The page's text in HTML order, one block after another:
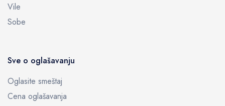
Vile
Sobe
Sve o oglašavanju
Oglasite smeštaj
Cena oglašavanja